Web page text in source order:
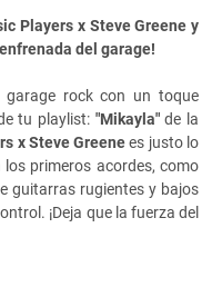
Players x Steve Greene y
del garage!
rock con un toque
tu playlist: "Mikayla"de la
x Steve Greenees justo lo
primeros acordes, como
guitarras rugientes y bajos
¡Deja que la fuerza del